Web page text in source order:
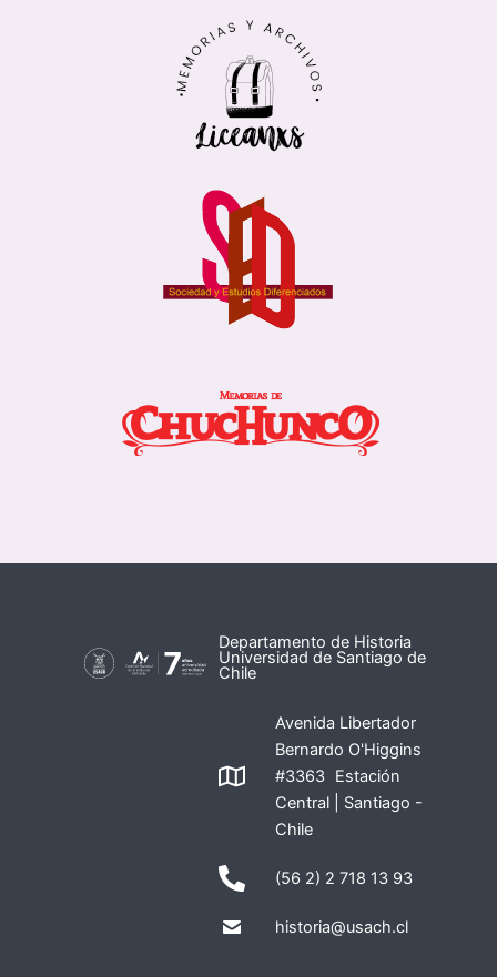
Departamento de Historia
Universidad de Santiago de
Chile
Avenida Libertador
Bernardo O'Higgins
#3363 Estación
Central | Santiago -
Chile
(56 2) 2 718 13 93
historia@usach.cl